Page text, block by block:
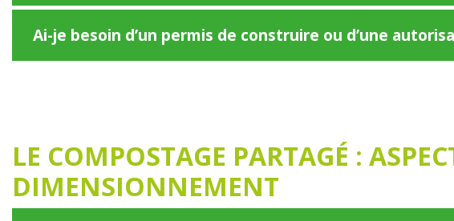
Ai-je besoin d’un permis de construire ou d’une
LE COMPOSTAGE PARTAGÉ :
DIMENSIONNEMENT